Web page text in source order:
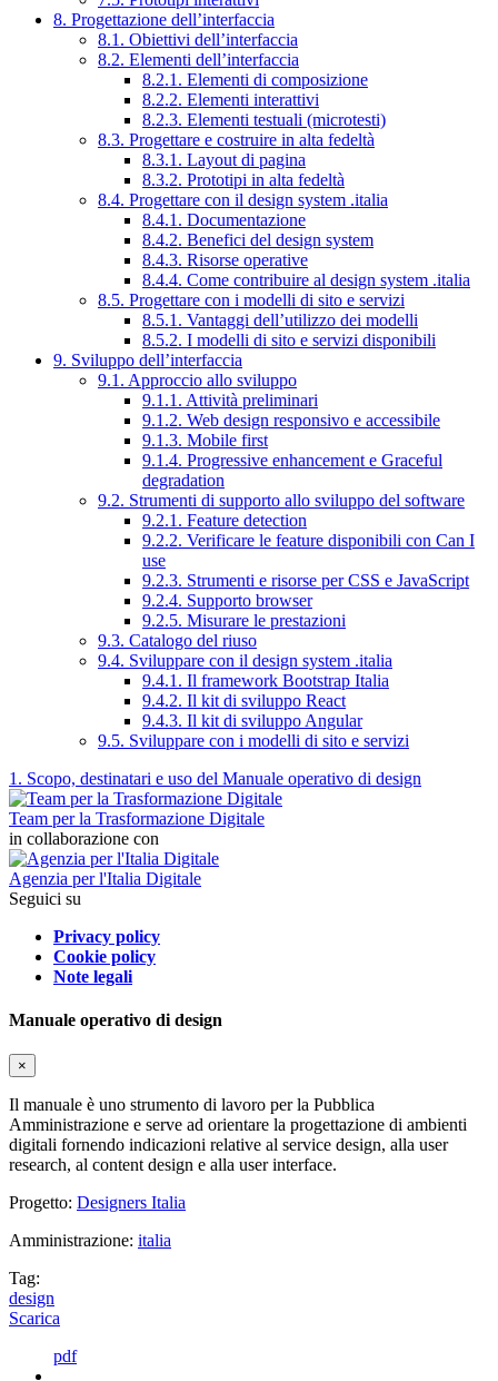
8. Progettazione dell’interfaccia
8.1. Obiettivi dell’interfaccia
8.2. Elementi dell’interfaccia
8.2.1. Elementi di composizione
8.2.2. Elementi interattivi
8.2.3. Elementi testuali (microtesti)
8.3. Progettare e costruire in alta fedeltà
8.3.1. Layout di pagina
8.3.2. Prototipi in alta fedeltà
8.4. Progettare con il design system .italia
8.4.1. Documentazione
8.4.2. Benefici del design system
8.4.3. Risorse operative
8.4.4. Come contribuire al design system .italia
8.5. Progettare con i modelli di sito e servizi
8.5.1. Vantaggi dell’utilizzo dei modelli
8.5.2. I modelli di sito e servizi disponibili
9. Sviluppo dell’interfaccia
9.1. Approccio allo sviluppo
9.1.1. Attività preliminari
9.1.2. Web design responsivo e accessibile
9.1.3. Mobile first
9.1.4. Progressive enhancement e Graceful
degradation
9.2. Strumenti di supporto allo sviluppo del software
9.2.1. Feature detection
9.2.2. Verificare le feature disponibili con Can I
use
9.2.3. Strumenti e risorse per CSS e JavaScript
9.2.4. Supporto browser
9.2.5. Misurare le prestazioni
9.3. Catalogo del riuso
9.4. Sviluppare con il design system .italia
9.4.1. Il framework Bootstrap Italia
9.4.2. Il kit di sviluppo React
9.4.3. Il kit di sviluppo Angular
9.5. Sviluppare con i modelli di sito e servizi
1. Scopo, destinatari e uso del Manuale operativo di design
Team per la Trasformazione Digitale
in collaborazione con
Agenzia per l'Italia Digitale
Seguici su
Privacy policy
Cookie policy
Note legali
Manuale operativo di design
×
Il manuale è uno strumento di lavoro per la Pubblica
Amministrazione e serve ad orientare la progettazione di ambienti
digitali fornendo indicazioni relative al service design, alla user
research, al content design e alla user interface.
Progetto: Designers Italia
Amministrazione: italia
Tag:
design
Scarica
pdf